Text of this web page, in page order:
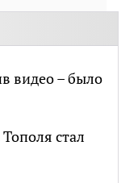
видео – было
стал